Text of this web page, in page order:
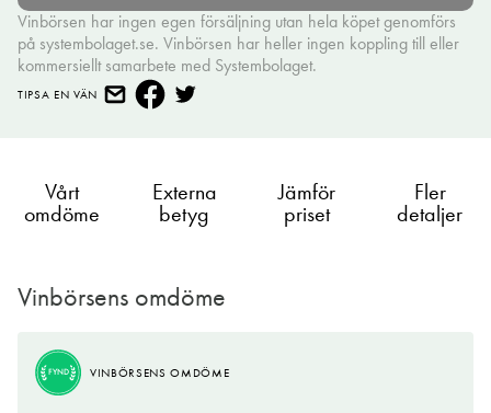
Vinbörsen har ingen egen försäljning utan hela köpet genomförs
på systembolaget.se. Vinbörsen har heller ingen koppling till eller
kommersiellt samarbete med Systembolaget.
TIPSA EN VÄN
Vårt
omdöme
Externa
betyg
Jämför
priset
Fler
detaljer
Vinbörsens omdöme
FYND VINBÖRSENS OMDÖME
FYND VINBÖRSENS OMDÖME